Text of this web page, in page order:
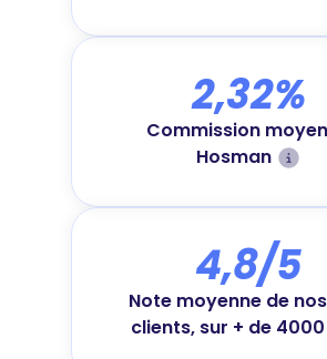
2,32%
Commission
Hosman
4,8/5
Note moyenne de
clients, sur + de